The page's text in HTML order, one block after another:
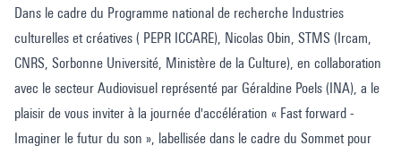
Dans le cadre du Programme national de recherche Industries
culturelles et créatives ( PEPR ICCARE), Nicolas Obin, STMS (Ircam,
CNRS, Sorbonne Université, Ministère de la Culture), en collaboration
avec le secteur Audiovisuel représenté par Géraldine Poels (INA), a le
plaisir de vous inviter à la journée d'accélération « Fast forward -
Imaginer le futur du son », labellisée dans le cadre du Sommet pour